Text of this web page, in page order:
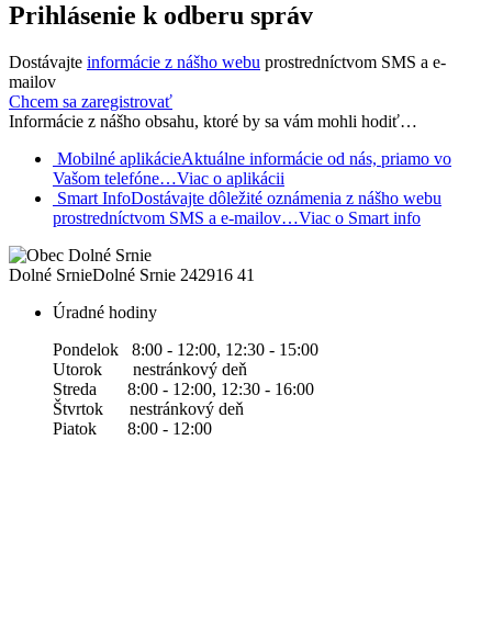
Prihlásenie k odberu správ
Dostávajte informácie z nášho webu prostredníctvom SMS a e-
mailov
Chcem sa zaregistrovať
Informácie z nášho obsahu, ktoré by sa vám mohli hodiť…
Mobilné aplikácieAktuálne informácie od nás, priamo vo
Vašom telefóne…Viac o aplikácii
Smart InfoDostávajte dôležité oznámenia z nášho webu
prostredníctvom SMS a e-mailov…Viac o Smart info
Dolné SrnieDolné Srnie 242916 41
Úradné hodiny
Pondelok 8:00 - 12:00, 12:30 - 15:00
Utorok nestránkový deň
Streda 8:00 - 12:00, 12:30 - 16:00
Štvrtok nestránkový deň
Piatok 8:00 - 12:00